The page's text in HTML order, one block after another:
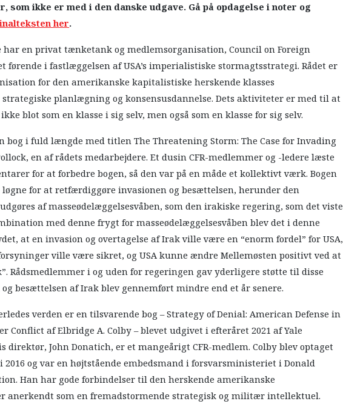
som ikke er med i den danske udgave. Gå på opdagelse i noter og
her.
har en privat tænketank og medlemsorganisation, Council on Foreign
førende i fastlæggelsen af USA’s imperialistiske stormagtsstrategi. Rådet er
for den amerikanske kapitalistiske herskende klasses
planlægning og konsensusdannelse. Dets aktiviteter er med til at
blot som en klasse i sig selv, men også som en klasse for sig selv.
bog i fuld længde med titlen The Threatening Storm: The Case for Invading
en af rådets medarbejdere. Et dusin CFR-medlemmer og -ledere læste
for at forbedre bogen, så den var på en måde et kollektivt værk. Bogen
for at retfærdiggøre invasionen og besættelsen, herunder den
af masseødelæggelsesvåben, som den irakiske regering, som det viste
med denne frygt for masseødelæggelsesvåben blev det i denne
at en invasion og overtagelse af Irak ville være en “enorm fordel” for USA,
ville være sikret, og USA kunne ændre Mellemøsten positivt ved at
Rådsmedlemmer i og uden for regeringen gav yderligere støtte til disse
besættelsen af Irak blev gennemført mindre end et år senere.
verden er en tilsvarende bog – Strategy of Denial: American Defense in
Conflict af Elbridge A. Colby – blevet udgivet i efteråret 2021 af Yale
direktør, John Donatich, er et mangeårigt CFR-medlem. Colby blev optaget
2016 og var en højtstående embedsmand i forsvarsministeriet i Donald
Han har gode forbindelser til den herskende amerikanske
anerkendt som en fremadstormende strategisk og militær intellektuel.